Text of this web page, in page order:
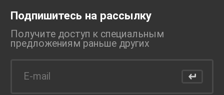
Подпишитесь на рассылку
Получите доступ к специальным
предложениям раньше других